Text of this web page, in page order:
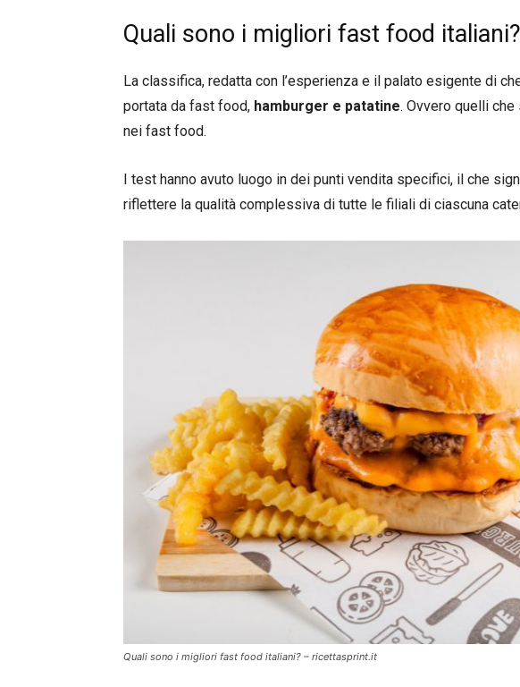
Quali sono i migliori fast food italiani?
La classifica, redatta con l’esperienza e il palato esigente di
portata da fast food, hamburger e patatine. Ovvero quelli
nei fast food.
I test hanno avuto luogo in dei punti vendita specifici, il che
riflettere la qualità complessiva di tutte le filiali di ciascuna
Quali sono i migliori fast food italiani? – ricettasprint.it